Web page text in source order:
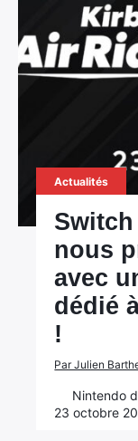
Actualités
nous
avec
dédié
!
Par Julien
Nintendo
23 octobre